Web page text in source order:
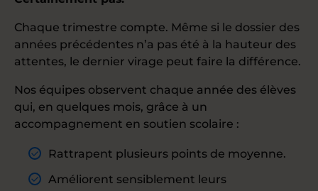
Chaque trimestre compte. Même si le dossier des
années précédentes n’a pas été à la hauteur des
attentes, le dernier virage peut faire la différence.
Nos équipes observent chaque année des élèves
qui, en quelques mois, grâce à un
accompagnement en soutien scolaire :
Rattrapent plusieurs points de moyenne.
Améliorent sensiblement leurs